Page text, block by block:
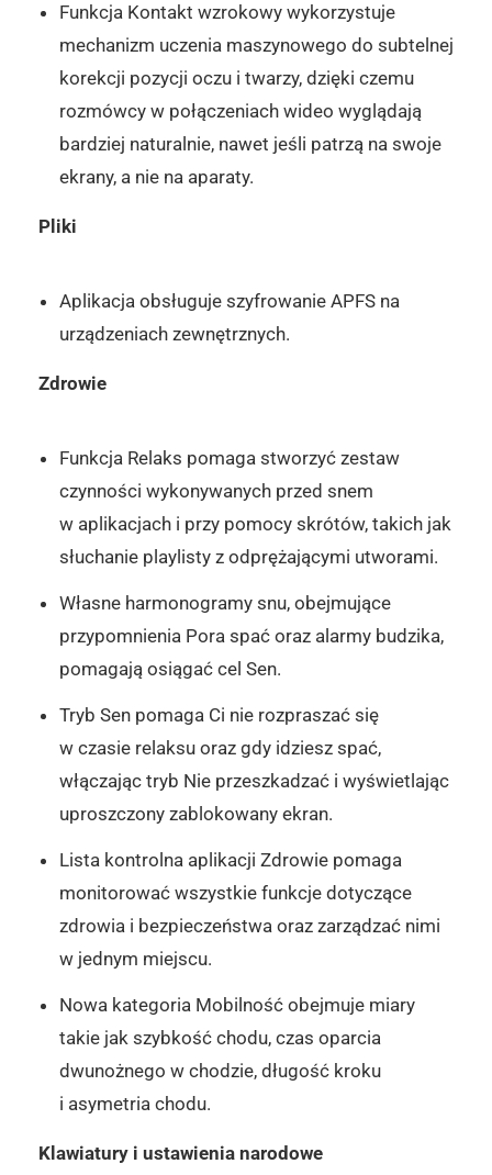
Funkcja Kontakt wzrokowy wykorzystuje
mechanizm uczenia maszynowego do subtelnej
korekcji pozycji oczu i twarzy, dzięki czemu
rozmówcy w połączeniach wideo wyglądają
bardziej naturalnie, nawet jeśli patrzą na swoje
ekrany, a nie na aparaty.
Pliki
Aplikacja obsługuje szyfrowanie APFS na
urządzeniach zewnętrznych.
Zdrowie
Funkcja Relaks pomaga stworzyć zestaw
czynności wykonywanych przed snem
w aplikacjach i przy pomocy skrótów, takich jak
słuchanie playlisty z odprężającymi utworami.
Własne harmonogramy snu, obejmujące
przypomnienia Pora spać oraz alarmy budzika,
pomagają osiągać cel Sen.
Tryb Sen pomaga Ci nie rozpraszać się
w czasie relaksu oraz gdy idziesz spać,
włączając tryb Nie przeszkadzać i wyświetlając
uproszczony zablokowany ekran.
Lista kontrolna aplikacji Zdrowie pomaga
monitorować wszystkie funkcje dotyczące
zdrowia i bezpieczeństwa oraz zarządzać nimi
w jednym miejscu.
Nowa kategoria Mobilność obejmuje miary
takie jak szybkość chodu, czas oparcia
dwunożnego w chodzie, długość kroku
i asymetria chodu.
Klawiatury i ustawienia narodowe